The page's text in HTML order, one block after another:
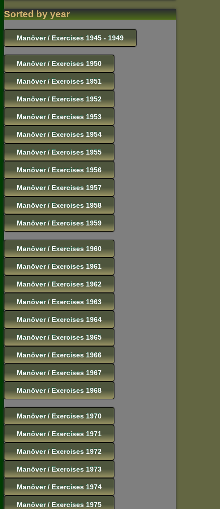
Sorted by year
Manöver / Exercises 1945 - 1949
Manöver / Exercises 1950
Manöver / Exercises 1951
Manöver / Exercises 1952
Manöver / Exercises 1953
Manöver / Exercises 1954
Manöver / Exercises 1955
Manöver / Exercises 1956
Manöver / Exercises 1957
Manöver / Exercises 1958
Manöver / Exercises 1959
Manöver / Exercises 1960
Manöver / Exercises 1961
Manöver / Exercises 1962
Manöver / Exercises 1963
Manöver / Exercises 1964
Manöver / Exercises 1965
Manöver / Exercises 1966
Manöver / Exercises 1967
Manöver / Exercises 1968
Manöver / Exercises 1970
Manöver / Exercises 1971
Manöver / Exercises 1972
Manöver / Exercises 1973
Manöver / Exercises 1974
Manöver / Exercises 1975